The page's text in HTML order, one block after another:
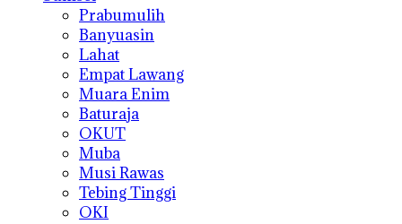
Prabumulih
Banyuasin
Lahat
Empat Lawang
Muara Enim
Baturaja
OKUT
Muba
Musi Rawas
Tebing Tinggi
OKI